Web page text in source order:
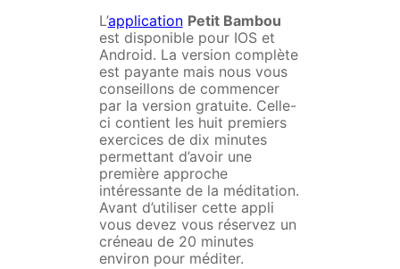
L’application Petit Bambou
est disponible pour IOS et
Android. La version complète
est payante mais nous vous
conseillons de commencer
par la version gratuite. Celle-
ci contient les huit premiers
exercices de dix minutes
permettant d’avoir une
première approche
intéressante de la méditation.
Avant d’utiliser cette appli
vous devez vous réservez un
créneau de 20 minutes
environ pour méditer.